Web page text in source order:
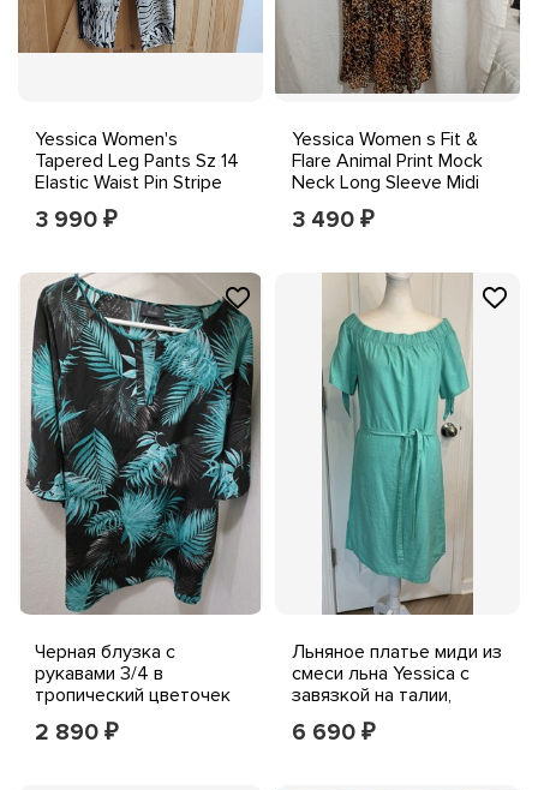
Yessica Women's
Tapered Leg Pants Sz 14
Elastic Waist Pin Stripe
Lightweight
3 990 ₽
Yessica Women s Fit &
Flare Animal Print Mock
Neck Long Sleeve Midi
3 490 ₽
Черная блузка с
рукавами 3/4 в
тропический цветочек
от Yessica
2 890 ₽
Льняное платье миди из
смеси льна Yessica с
завязкой на талии,
бирюзового цвета, с
открытыми плечами, из
6 690 ₽